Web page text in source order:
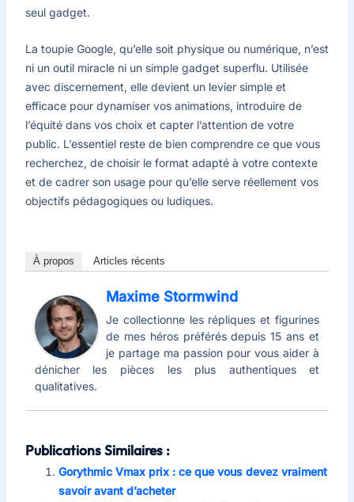
seul gadget.
La toupie Google, qu’elle soit physique ou numérique, n’est
ni un outil miracle ni un simple gadget superflu. Utilisée
avec discernement, elle devient un levier simple et
efficace pour dynamiser vos animations, introduire de
l’équité dans vos choix et capter l’attention de votre
public. L’essentiel reste de bien comprendre ce que vous
recherchez, de choisir le format adapté à votre contexte
et de cadrer son usage pour qu’elle serve réellement vos
objectifs pédagogiques ou ludiques.
À propos Articles récents
Maxime Stormwind
Je collectionne les répliques et figurines
de mes héros préférés depuis 15 ans et
je partage ma passion pour vous aider à
dénicher les pièces les plus authentiques et
qualitatives.
Publications Similaires :
Gorythmic Vmax prix : ce que vous devez vraiment
savoir avant d’acheter